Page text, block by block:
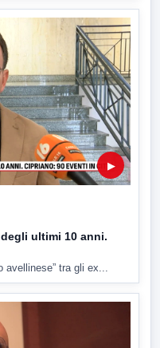
▶
ultimi 10 anni.
avellinese” tra gli ex...